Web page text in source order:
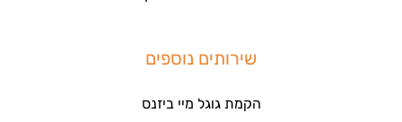
שירותים נוספים
הקמת גוגל מיי ביזנס